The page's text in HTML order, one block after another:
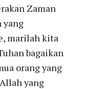
Zaman
yang
marilah kita
bagaikan
orang yang
yang